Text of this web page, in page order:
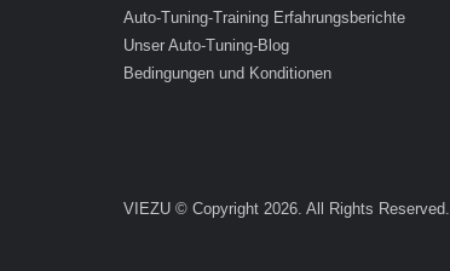
Auto-Tuning-Training Erfahrungsberichte
Unser Auto-Tuning-Blog
Bedingungen und Konditionen
VIEZU © Copyright 2026. All Rights Reserved.